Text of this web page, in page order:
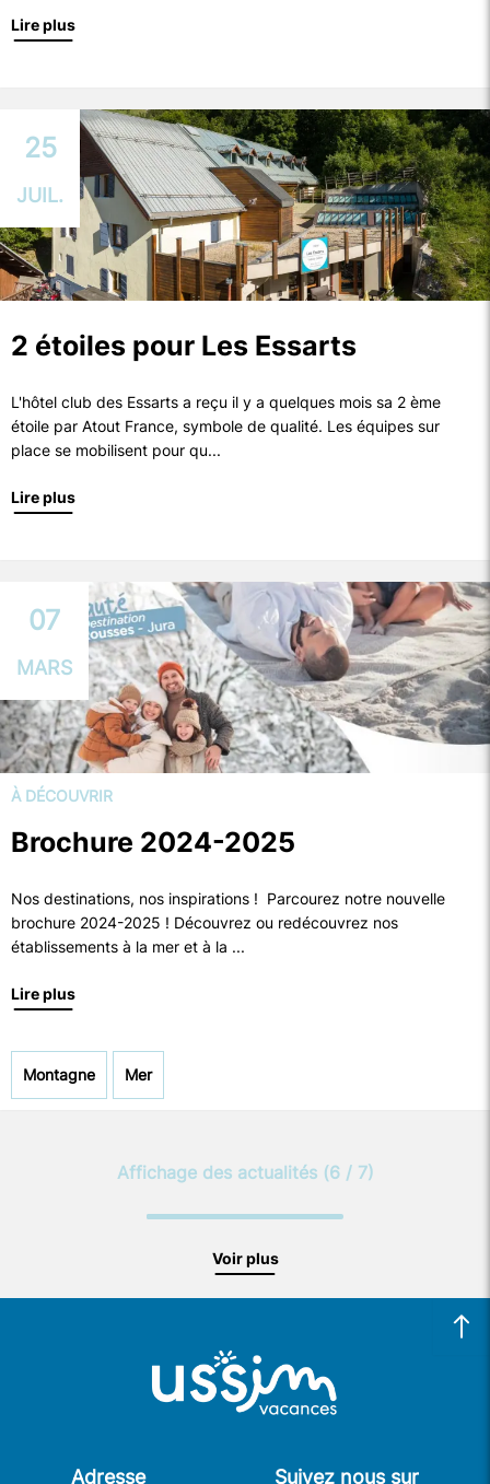
Lire plus
25
JUIL.
2 étoiles pour Les Essarts
L'hôtel club des Essarts a reçu il y a quelques mois sa 2 ème
étoile par Atout France, symbole de qualité. Les équipes sur
place se mobilisent pour qu...
Lire plus
07
MARS
À DÉCOUVRIR
Brochure 2024-2025
Nos destinations, nos inspirations ! Parcourez notre nouvelle
brochure 2024-2025 ! Découvrez ou redécouvrez nos
établissements à la mer et à la ...
Lire plus
Montagne Mer
Affichage des actualités (6 / 7)
Voir plus
Adresse Suivez nous sur